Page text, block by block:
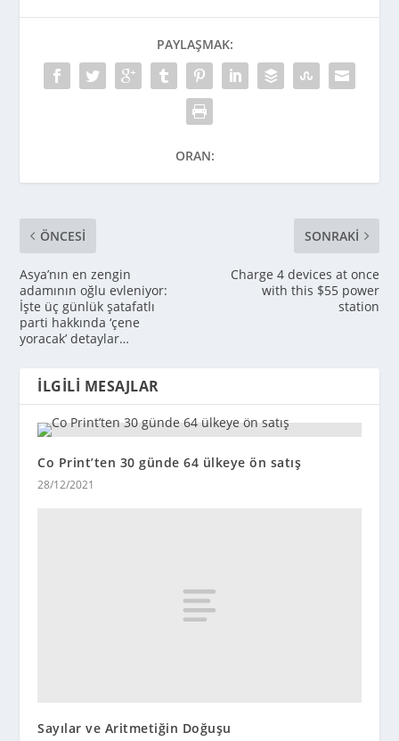
PAYLAŞMAK:
ORAN:
ÖNCESI
Asya’nın en zengin
adamının oğlu evleniyor:
İşte üç günlük şatafatlı
parti hakkında ‘çene
yoracak’ detaylar…
SONRAKI
Charge 4 devices at once
with this $55 power
station
İLGILI MESAJLAR
Co Print’ten 30 günde 64 ülkeye ön satış
28/12/2021
Sayılar ve Aritmetiğin Doğuşu